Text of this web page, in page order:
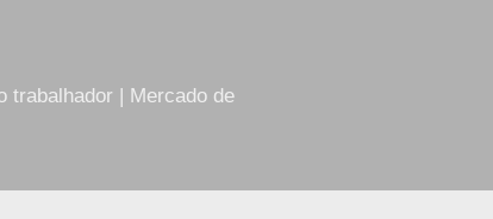
trabalhador | Mercado de